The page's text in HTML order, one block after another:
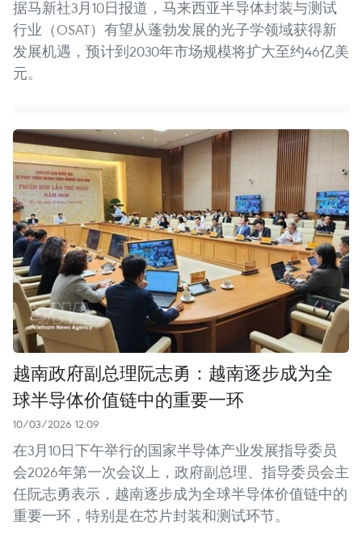
据马新社3月10日报道，马来西亚半导体封装与测试
行业（OSAT）有望从蓬勃发展的光子学领域获得新
发展机遇，预计到2030年市场规模将扩大至约46亿美
元。
越南政府副总理阮志勇：越南逐步成为全
球半导体价值链中的重要一环
10/03/2026 12:09
在3月10日下午举行的国家半导体产业发展指导委员
会2026年第一次会议上，政府副总理、指导委员会主
任阮志勇表示，越南逐步成为全球半导体价值链中的
重要一环，特别是在芯片封装和测试环节。